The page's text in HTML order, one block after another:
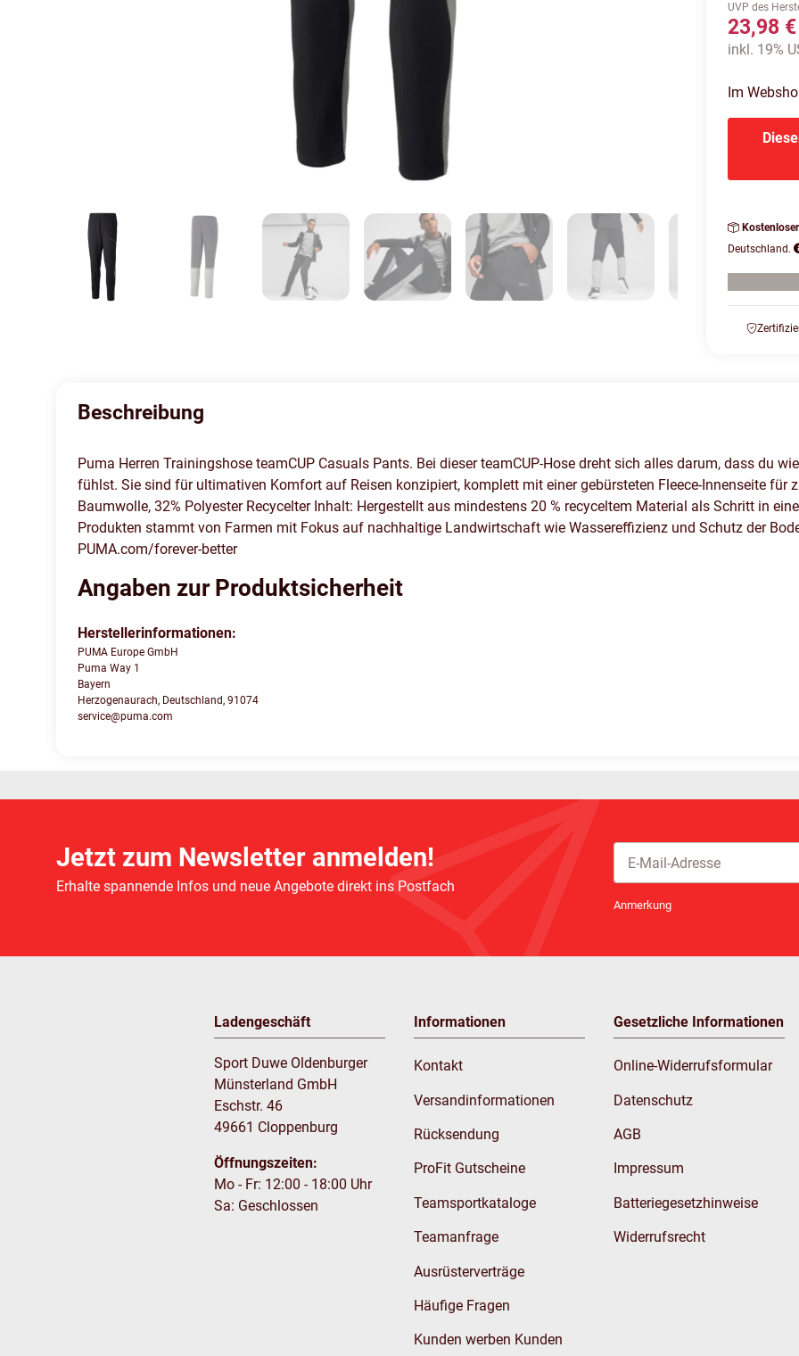
UVP des
23,98 €
inkl. 19%
Im
Deutschland.
Beschreibung
Puma Herren Trainingshose teamCUP Casuals Pants. Bei dieser teamCUP-Hose dreht sich alles darum, dass du
fühlst. Sie sind für ultimativen Komfort auf Reisen konzipiert, komplett mit einer gebürsteten Fleece-Innenseite für
Baumwolle, 32% Polyester Recycelter Inhalt: Hergestellt aus mindestens 20 % recyceltem Material als Schritt in
Produkten stammt von Farmen mit Fokus auf nachhaltige Landwirtschaft wie Wassereffizienz und Schutz der
PUMA.com/forever-better
Angaben zur Produktsicherheit
Herstellerinformationen:
PUMA Europe GmbH
Puma Way 1
Bayern
Herzogenaurach, Deutschland, 91074
service@puma.com
Jetzt zum Newsletter anmelden!
Erhalte spannende Infos und neue Angebote direkt ins Postfach
Anmerkung
Ladengeschäft
Sport Duwe Oldenburger
Münsterland GmbH
Eschstr. 46
49661 Cloppenburg
Öffnungszeiten:
Mo - Fr: 12:00 - 18:00 Uhr
Sa: Geschlossen
Informationen
Kontakt
Versandinformationen
Rücksendung
ProFit Gutscheine
Teamsportkataloge
Teamanfrage
Ausrüsterverträge
Häufige Fragen
Kunden werben Kunden
Gesetzliche Informationen
Online-Widerrufsformular
Datenschutz
AGB
Impressum
Batteriegesetzhinweise
Widerrufsrecht